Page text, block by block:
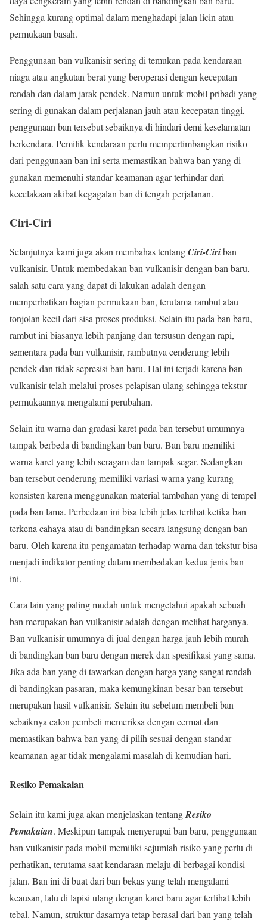
Sehingga kurang optimal dalam menghadapi jalan licin atau
permukaan basah.
Penggunaan ban vulkanisir sering di temukan pada kendaraan
niaga atau angkutan berat yang beroperasi dengan kecepatan
rendah dan dalam jarak pendek. Namun untuk mobil pribadi yang
sering di gunakan dalam perjalanan jauh atau kecepatan tinggi,
penggunaan ban tersebut sebaiknya di hindari demi keselamatan
berkendara. Pemilik kendaraan perlu mempertimbangkan risiko
dari penggunaan ban ini serta memastikan bahwa ban yang di
gunakan memenuhi standar keamanan agar terhindar dari
kecelakaan akibat kegagalan ban di tengah perjalanan.
Ciri-Ciri
Selanjutnya kami juga akan membahas tentangCiri-Ciriban
vulkanisir. Untuk membedakan ban vulkanisir dengan ban baru,
salah satu cara yang dapat di lakukan adalah dengan
memperhatikan bagian permukaan ban, terutama rambut atau
tonjolan kecil dari sisa proses produksi. Selain itu pada ban baru,
rambut ini biasanya lebih panjang dan tersusun dengan rapi,
sementara pada ban vulkanisir, rambutnya cenderung lebih
pendek dan tidak sepresisi ban baru. Hal ini terjadi karena ban
vulkanisir telah melalui proses pelapisan ulang sehingga tekstur
permukaannya mengalami perubahan.
Selain itu warna dan gradasi karet pada ban tersebut umumnya
tampak berbeda di bandingkan ban baru. Ban baru memiliki
warna karet yang lebih seragam dan tampak segar. Sedangkan
ban tersebut cenderung memiliki variasi warna yang kurang
konsisten karena menggunakan material tambahan yang di tempel
pada ban lama. Perbedaan ini bisa lebih jelas terlihat ketika ban
terkena cahaya atau di bandingkan secara langsung dengan ban
baru. Oleh karena itu pengamatan terhadap warna dan tekstur bisa
menjadi indikator penting dalam membedakan kedua jenis ban
ini.
Cara lain yang paling mudah untuk mengetahui apakah sebuah
ban merupakan ban vulkanisir adalah dengan melihat harganya.
Ban vulkanisir umumnya di jual dengan harga jauh lebih murah
di bandingkan ban baru dengan merek dan spesifikasi yang sama.
Jika ada ban yang di tawarkan dengan harga yang sangat rendah
di bandingkan pasaran, maka kemungkinan besar ban tersebut
merupakan hasil vulkanisir. Selain itu sebelum membeli ban
sebaiknya calon pembeli memeriksa dengan cermat dan
memastikan bahwa ban yang di pilih sesuai dengan standar
keamanan agar tidak mengalami masalah di kemudian hari.
Resiko Pemakaian
Selain itu kami juga akan menjelaskan tentangResiko
Pemakaian. Meskipun tampak menyerupai ban baru, penggunaan
ban vulkanisir pada mobil memiliki sejumlah risiko yang perlu di
perhatikan, terutama saat kendaraan melaju di berbagai kondisi
jalan. Ban ini di buat dari ban bekas yang telah mengalami
keausan, lalu di lapisi ulang dengan karet baru agar terlihat lebih
tebal. Namun, struktur dasarnya tetap berasal dari ban yang telah